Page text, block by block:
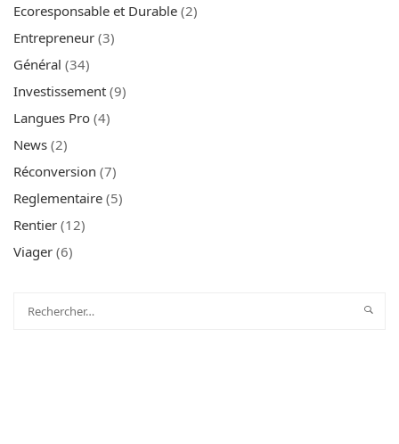
Ecoresponsable et Durable (2)
Entrepreneur (3)
Général (34)
Investissement (9)
Langues Pro (4)
News (2)
Réconversion (7)
Reglementaire (5)
Rentier (12)
Viager (6)